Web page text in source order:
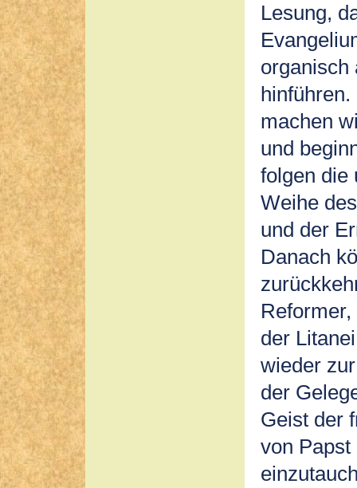
Lesung,
organisch
machen
und
folgen die
Weihe
und der
Danach
der
wieder
der
Geist der
von